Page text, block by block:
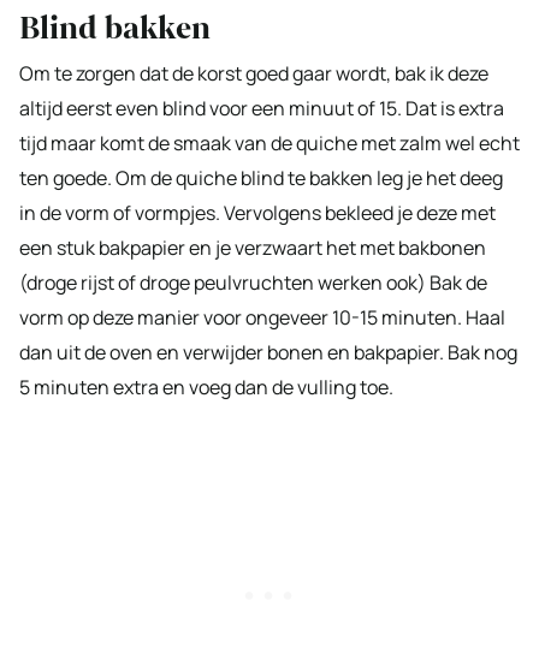
Blind bakken
Om te zorgen dat de korst goed gaar wordt, bak ik deze
altijd eerst even blind voor een minuut of 15. Dat is extra
tijd maar komt de smaak van de quiche met zalm wel echt
ten goede. Om de quiche blind te bakken leg je het deeg
in de vorm of vormpjes. Vervolgens bekleed je deze met
een stuk bakpapier en je verzwaart het met bakbonen
(droge rijst of droge peulvruchten werken ook) Bak de
vorm op deze manier voor ongeveer 10-15 minuten. Haal
dan uit de oven en verwijder bonen en bakpapier. Bak nog
5 minuten extra en voeg dan de vulling toe.